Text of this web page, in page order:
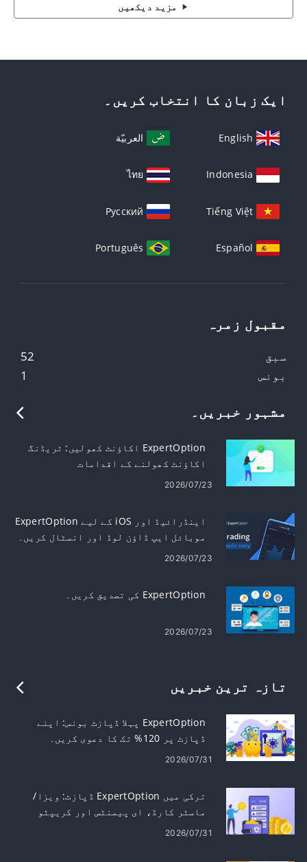
مزید دیکھیں
ایک زبان کا انتخاب کریں۔
English العربيّة
Indonesia
ไทย
Tiếng Việt
Русский
Español
Português
مقبول زمرہ
52
سبق
1
بونس
مشہور خبریں۔
ExpertOption اکاؤنٹ کھولیں: ٹریڈنگ
اکاؤنٹ کھولنے کے اقدامات
2026/07/23
اینڈرائیڈ اور iOS کے لیے ExpertOption
موبائل ایپ ڈاؤن لوڈ اور انسٹال کریں۔
2026/07/23
ExpertOption کی تصدیق کریں۔
2026/07/23
تازہ ترین خبریں
ExpertOption پہلا ڈپازٹ بونس: اپنے
ڈپازٹ پر 120% تک کا دعوی کریں۔
2026/07/31
ترکی میں ExpertOption ڈپازٹ: ویزا/
ماسٹر کارڈ، ای پیمنٹس اور کریپٹو
کرنسی
2026/07/31